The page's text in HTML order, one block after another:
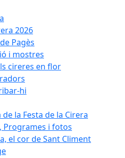
2026
Pagès
i mostres
cireres en flor
hi
la Festa de la Cirera
Programes i fotos
el cor de Sant Climent